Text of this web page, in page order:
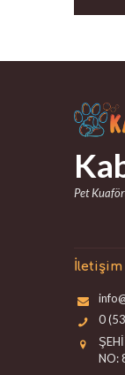
Pet
0
NO: